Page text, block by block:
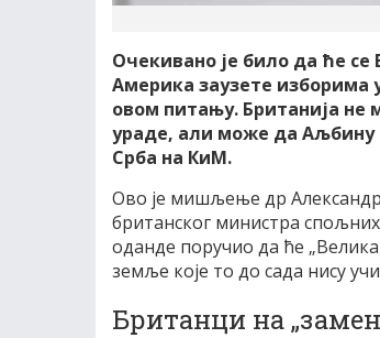
Очекивано је било да ће се
Америка заузете изборима
овом питању. Британија не
ураде, али може да Аљбину
Срба на КиМ.
Ово је мишљење др
британског министра
оданде поручио да ће
земље које то до сада нису
Британци на